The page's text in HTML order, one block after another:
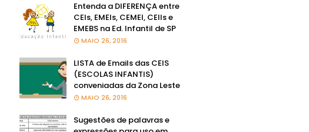
Entenda a DIFERENÇA entre
CEIs, EMEIs, CEMEI, CEIIs e
EMEBS na Ed. Infantil de SP
MAIO 26, 2016
LISTA de Emails das CEIS
(ESCOLAS INFANTIS)
conveniadas da Zona Leste
MAIO 26, 2016
Sugestões de palavras e